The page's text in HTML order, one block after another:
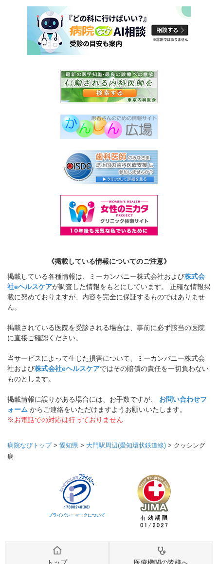
《掲載している情報についてのご注意》
掲載している各種情報は、ミーカンパニー株式会社および株式会
社eヘルスケアが調査した情報をもとにしています。 正確な情報掲
載に努めておりますが、内容を完全に保証するものではありませ
ん。
掲載されている医院を受診される場合は、事前に必ず該当の医院
に直接ご確認ください。
当サービスによって生じた損害について、ミーカンパニー株式会
社および株式会社eヘルスケアではその賠償の責任を一切負わない
ものとします。
掲載情報に誤りがある場合には、お手数ですが、 お問い合わせフ
ォーム からご連絡をいただけますようお願いいたします。
※お電話での対応は行っておりません
病院なびトップ> 愛知県 > 大門駅周辺(愛知環状鉄道線) > クッシング
病
プライバシーマークについて